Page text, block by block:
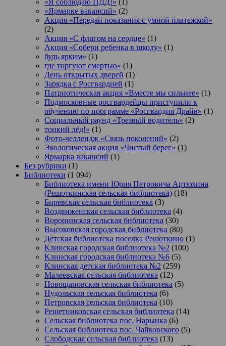
«Ярмарке вакансий» (2)
Акция «Передай показания с умной платежкой»
(2)
Акция «С флагом на сердце» (1)
Акция «Собери ребенка в школу» (1)
будь ярким» (1)
где торгуют смертью» (1)
День открытых дверей (1)
Зарядка с Росгвардией (1)
Патриотическая акция «Вместе мы сильнее» (1)
Подмосковные росгвардейцы приступили к
обучению по программе «Росгвардия Драйв» (1)
Социальный раунд «Трезвый водитель» (2)
тонкий лёд!» (1)
Фото-челлендж «Связь поколений» (2)
Экологическая акция «Чистый берег» (1)
Ярмарка вакансий (1)
Без рубрики (1)
Библиотеки (1 094)
Библиотека имени Юрия Петровича Артюхина
(Решоткинская сельская библиотека) (18)
Биревская сельская библиотека (3)
Воздвиженская сельская библиотека (4)
Воронинская сельская библиотека (30)
Высоковская городская библиотека (80)
Детская библиотека поселка Решоткино (1)
Клинская городская библиотека №2 (100)
Клинская городская библиотека №6 (5)
Клинская детская библиотека №2 (259)
Малеевская сельская библиотека (12)
Новощаповская сельская библиотека (5)
Нудольская сельская библиотека (6)
Петровская сельская библиотека (10)
Решетниковская сельская библиотека (14)
Сельская библиотека пос. Нарынка (6)
Сельская библиотека пос. Чайковского (5)
Слободская сельская библиотека (13)